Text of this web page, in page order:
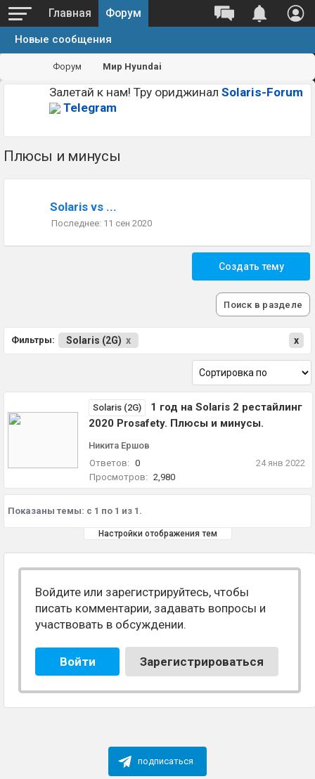
Главная Форум
Новые сообщения
Форум Мир Hyundai
Залетай к нам! Тру ориджинал Solaris-Forum
Telegram
Плюсы и минусы
Solaris vs ...
11 сен 2020
Создать тему
Поиск в разделе
Фильтры: Solaris (2G) x x
Solaris (2G)
1 год на Solaris 2 рестайлинг
2020 Prosafety. Плюсы и минусы.
Никита Ершов
Ответов: 0
Просмотров: 2,980
24 янв 2022
Показаны темы: с 1 по 1 из 1.
Настройки отображения тем
Войдите или зарегистрируйтесь, чтобы
писать комментарии, задавать вопросы и
участвовать в обсуждении.
Войти Зарегистрироваться
подписаться